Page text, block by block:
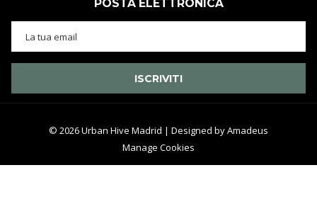
POSTA ELETTRONICA
ISCRIVITI
© 2026Urban Hive Madrid | Designed byAmadeus
Manage Cookies